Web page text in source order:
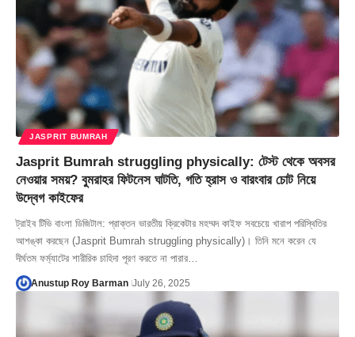
JASPRIT BUMRAH
Jasprit Bumrah struggling physically: টেস্ট থেকে অবসর
নেওয়ার সময়? বুমরাহর ফিটনেস ঘাটতি, গতি হ্রাস ও বারংবার চোট নিয়ে
উদ্বেগ কাইফের
ট্রাইব টিভি বাংলা ডিজিটাল: প্রাক্তন ভারতীয় ক্রিকেটার মহম্মদ কাইফ সবচেয়ে খারাপ পরিস্থিতির
আশঙ্কা করছেন (Jasprit Bumrah struggling physically)। তিনি মনে করেন যে
দীর্ঘতম ফর্ম্যাটের শারীরিক চাহিদা পূরণ করতে না পারার…
Anustup Roy Barman July 26, 2025